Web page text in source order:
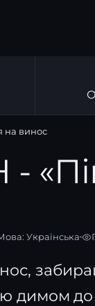
на винос
-
Українська
димом